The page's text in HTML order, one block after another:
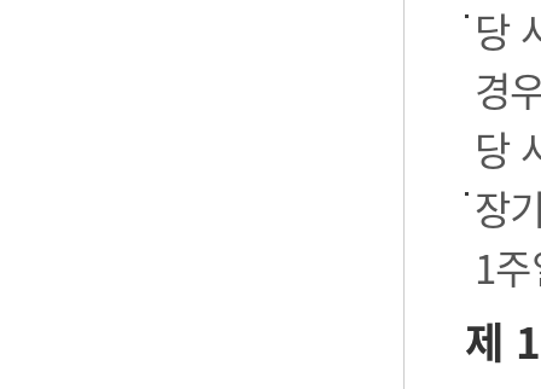
당
경
당
장
1
제